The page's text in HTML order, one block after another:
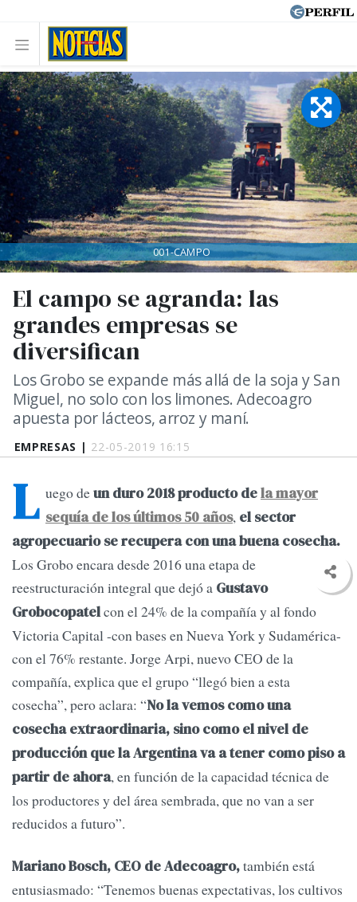
EMPRESAS | 22-05-2019 16:15
El campo se agranda: las
grandes empresas se
diversifican
Los Grobo se expande más allá de la soja y San
Miguel, no solo con los limones. Adecoagro
apuesta por lácteos, arroz y maní.
001-CAMPO
L uego deun duro 2018 producto dela mayor
sequía de los últimos 50 años, el sector
agropecuario se recupera con una buena cosecha.
Los Grobo encara desde 2016 una etapa de
reestructuración integral que dejó a Gustavo
Grobocopatelcon el 24% de la compañía y al fondo
Victoria Capital -con bases en Nueva York y Sudamérica-
con el 76% restante. Jorge Arpi, nuevo CEO de la
compañía, explica que el grupo “llegó bien a esta
cosecha”, pero aclara: “No la vemos como una
cosecha extraordinaria, sino como el nivel de
producción que la Argentina va a tener como piso a
partir de ahora, en función de la capacidad técnica de
los productores y del área sembrada, que no van a ser
reducidos a futuro”.
Mariano Bosch, CEO de Adecoagro,también está
entusiasmado: “Tenemos buenas expectativas, los cultivos